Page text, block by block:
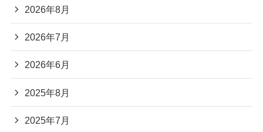
2026年8月
2026年7月
2026年6月
2025年8月
2025年7月